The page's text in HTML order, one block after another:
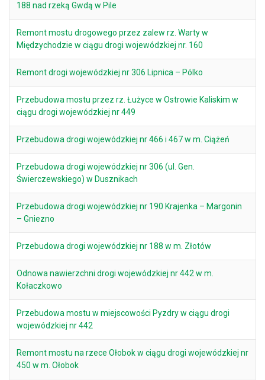
188 nad rzeką Gwdą w Pile
Remont mostu drogowego przez zalew rz. Warty w
Międzychodzie w ciągu drogi wojewódzkiej nr. 160
Remont drogi wojewódzkiej nr 306 Lipnica – Pólko
Przebudowa mostu przez rz. Łużyce w Ostrowie Kaliskim w
ciągu drogi wojewódzkiej nr 449
Przebudowa drogi wojewódzkiej nr 466 i 467 w m. Ciążeń
Przebudowa drogi wojewódzkiej nr 306 (ul. Gen.
Świerczewskiego) w Dusznikach
Przebudowa drogi wojewódzkiej nr 190 Krajenka – Margonin
– Gniezno
Przebudowa drogi wojewódzkiej nr 188 w m. Złotów
Odnowa nawierzchni drogi wojewódzkiej nr 442 w m.
Kołaczkowo
Przebudowa mostu w miejscowości Pyzdry w ciągu drogi
wojewódzkiej nr 442
Remont mostu na rzece Ołobok w ciągu drogi wojewódzkiej nr
450 w m. Ołobok